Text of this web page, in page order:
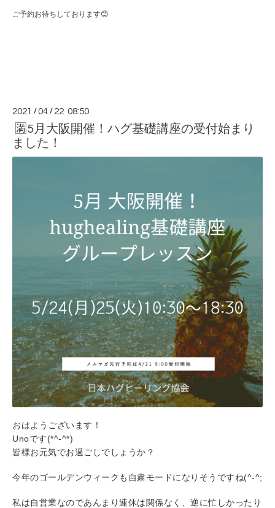
ご予約お待ちしております😊
2021 /04 / 22 08:50
🈵5月大阪開催！ハグ基礎講座の受付始まり
ました！
おはようございます！
Unoです(*^-^*)
皆様お元気でお過ごしでしょうか？
今年のゴールデンウィークも自粛モードになりそうですね(^-^;
私は自営業なのであんまり連休は関係なく、逆に忙しかったり